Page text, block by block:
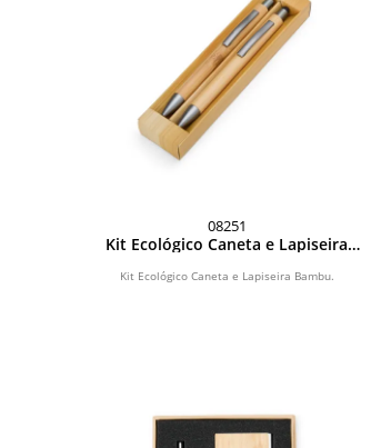
08251
Kit Ecológico Caneta e Lapiseira
Kit Ecológico Caneta e Lapiseira Bambu.